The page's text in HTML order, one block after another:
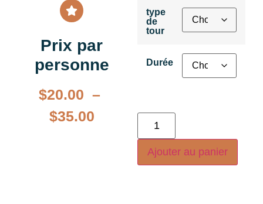
Prix par
personne
$20.00 –
$35.00
type
de
tour
Durée
Ajouter au panier